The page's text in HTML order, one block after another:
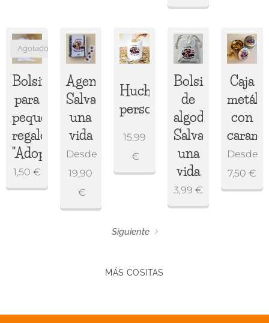
Bolsitas
para
pequeños
regalos
"Adopta"
Agotado
1,50 €
Agenda
Salva
una
vida
Desde
19,90
€
Hucha
personalizada
15,99
€
Bolsita
de
algodón
Salva
una
vida
3,99 €
Caja
con
Desde
7,50 €
Siguiente
MÁS COSITAS